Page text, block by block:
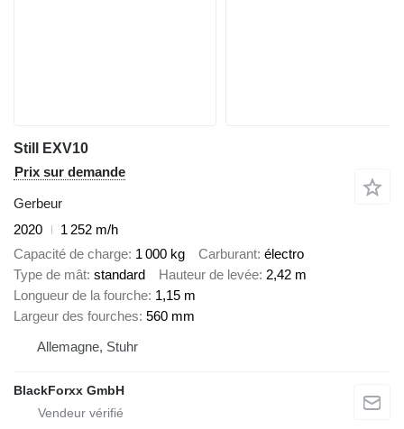
Still EXV10
Prix sur demande
Gerbeur
2020
1 252 m/h
Capacité de charge 1 000 kg Carburant électro
Type de mât standard Hauteur de levée 2,42 m
Longueur de la fourche 1,15 m
Largeur des fourches 560 mm
Allemagne, Stuhr
BlackForxx GmbH